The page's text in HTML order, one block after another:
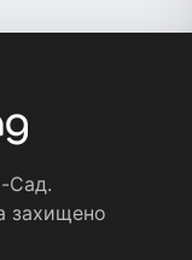
Сад.
захищено